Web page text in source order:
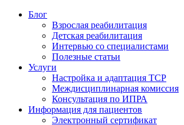
Блог
Взрослая реабилитация
Детская реабилитация
Интервью со специалистами
Полезные статьи
Услуги
Настройка и адаптация ТСР
Междисциплинарная комиссия
Консультация по ИПРА
Информация для пациентов
Электронный сертификат